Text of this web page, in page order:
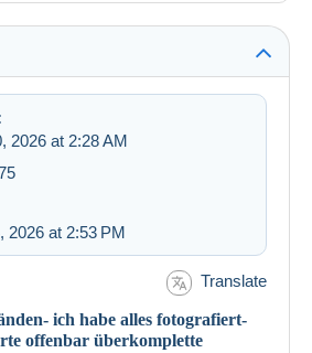
2026 at 2:28 AM
2026 at 2:53 PM
Translate
ich habe alles fotografiert-
offenbar überkomplette